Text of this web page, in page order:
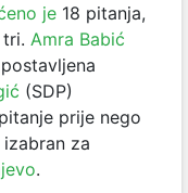
je 18 pitanja,
Amra Babić
(SDP)
prije nego
za
.